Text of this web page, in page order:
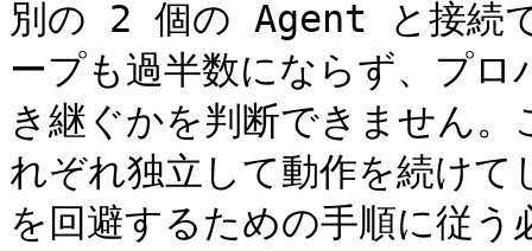
別の 2 個の Agent と接続
ープも過半数にならず、プ
き継ぐかを判断できません
れぞれ独立して動作を続け
を回避するための手順に従